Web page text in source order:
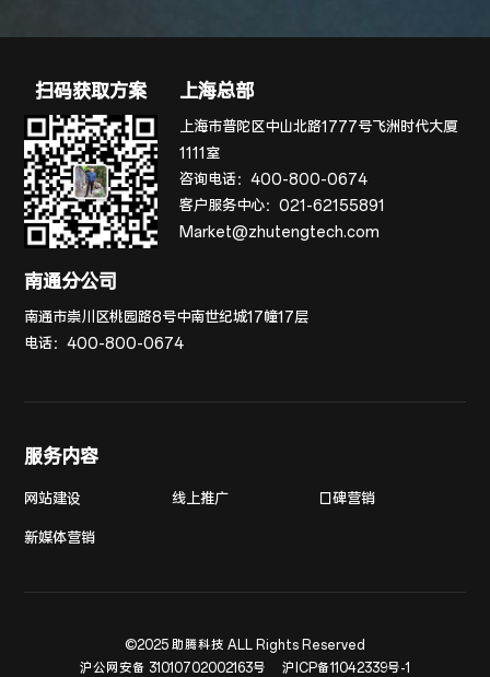
扫码获取方案 上海总部
上海市普陀区中山北路1777号飞洲时代大厦
1111室
咨询电话：400-800-0674
客户服务中心：021-62155891
Market@zhutengtech.com
南通分公司
南通市崇川区桃园路8号中南世纪城17幢17层
电话：400-800-0674
服务内容
网站建设 线上推广 口碑营销
新媒体营销
©2025 助腾科技 ALL Rights Reserved
沪公网安备 31010702002163号
沪ICP备11042339号-1